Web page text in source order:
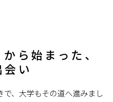
ら始まった、
い
、大学もその道へ進みまし